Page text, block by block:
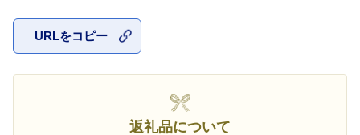
URLをコピー
返礼品について